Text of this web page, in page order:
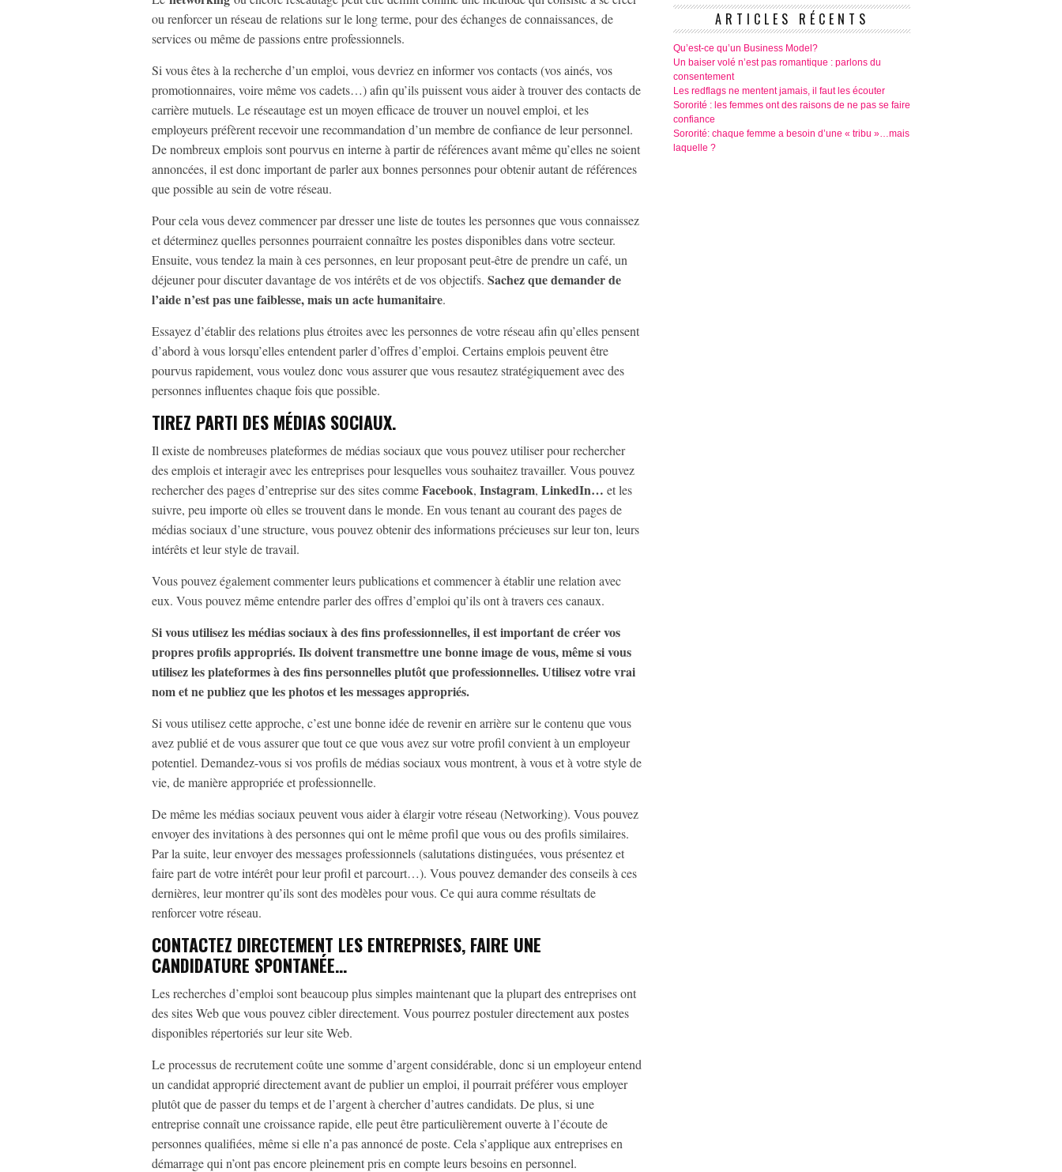
ou renforcer un réseau de relations sur le long terme, pour des échanges de connaissances, de
services ou même de passions entre professionnels.
Si vous êtes à la recherche d’un emploi, vous devriez en informer vos contacts (vos ainés, vos
promotionnaires, voire même vos cadets…) afin qu’ils puissent vous aider à trouver des contacts de
carrière mutuels. Le réseautage est un moyen efficace de trouver un nouvel emploi, et les
employeurs préfèrent recevoir une recommandation d’un membre de confiance de leur personnel.
De nombreux emplois sont pourvus en interne à partir de références avant même qu’elles ne soient
annoncées, il est donc important de parler aux bonnes personnes pour obtenir autant de références
que possible au sein de votre réseau.
Pour cela vous devez commencer par dresser une liste de toutes les personnes que vous connaissez
et déterminez quelles personnes pourraient connaître les postes disponibles dans votre secteur.
Ensuite, vous tendez la main à ces personnes, en leur proposant peut-être de prendre un café, un
déjeuner pour discuter davantage de vos intérêts et de vos objectifs. Sachez que demander de
l’aide n’est pas une faiblesse, mais un acte humanitaire.
Essayez d’établir des relations plus étroites avec les personnes de votre réseau afin qu’elles pensent
d’abord à vous lorsqu’elles entendent parler d’offres d’emploi. Certains emplois peuvent être
pourvus rapidement, vous voulez donc vous assurer que vous resautez stratégiquement avec des
personnes influentes chaque fois que possible.
TIREZ PARTI DES MÉDIAS SOCIAUX.
Il existe de nombreuses plateformes de médias sociaux que vous pouvez utiliser pour rechercher
des emplois et interagir avec les entreprises pour lesquelles vous souhaitez travailler. Vous pouvez
rechercher des pages d’entreprise sur des sites commeFacebook, Instagram, LinkedIn… et les
suivre, peu importe où elles se trouvent dans le monde. En vous tenant au courant des pages de
médias sociaux d’une structure, vous pouvez obtenir des informations précieuses sur leur ton, leurs
intérêts et leur style de travail.
Vous pouvez également commenter leurs publications et commencer à établir une relation avec
eux. Vous pouvez même entendre parler des offres d’emploi qu’ils ont à travers ces canaux.
Si vous utilisez les médias sociaux à des fins professionnelles, il est important de créer vos
propres profils appropriés. Ils doivent transmettre une bonne image de vous, même si vous
utilisez les plateformes à des fins personnelles plutôt que professionnelles. Utilisez votre vrai
nom et ne publiez que les photos et les messages appropriés.
Si vous utilisez cette approche, c’est une bonne idée de revenir en arrière sur le contenu que vous
avez publié et de vous assurer que tout ce que vous avez sur votre profil convient à un employeur
potentiel. Demandez-vous si vos profils de médias sociaux vous montrent, à vous et à votre style de
vie, de manière appropriée et professionnelle.
De même les médias sociaux peuvent vous aider à élargir votre réseau (Networking). Vous pouvez
envoyer des invitations à des personnes qui ont le même profil que vous ou des profils similaires.
Par la suite, leur envoyer des messages professionnels (salutations distinguées, vous présentez et
faire part de votre intérêt pour leur profil et parcourt…). Vous pouvez demander des conseils à ces
dernières, leur montrer qu’ils sont des modèles pour vous. Ce qui aura comme résultats de
renforcer votre réseau.
CONTACTEZ DIRECTEMENT LES ENTREPRISES, FAIRE UNE
CANDIDATURE SPONTANÉE…
Les recherches d’emploi sont beaucoup plus simples maintenant que la plupart des entreprises ont
des sites Web que vous pouvez cibler directement. Vous pourrez postuler directement aux postes
disponibles répertoriés sur leur site Web.
Le processus de recrutement coûte une somme d’argent considérable, donc si un employeur entend
un candidat approprié directement avant de publier un emploi, il pourrait préférer vous employer
plutôt que de passer du temps et de l’argent à chercher d’autres candidats. De plus, si une
entreprise connaît une croissance rapide, elle peut être particulièrement ouverte à l’écoute de
personnes qualifiées, même si elle n’a pas annoncé de poste. Cela s’applique aux entreprises en
démarrage qui n’ont pas encore pleinement pris en compte leurs besoins en personnel.
ARTICLES RÉCENTS
Qu’est-ce qu’un Business Model?
Un baiser volé n’est pas romantique : parlons du
consentement
Les redflags ne mentent jamais, il faut les écouter
Sororité : les femmes ont des raisons de ne pas se faire
confiance
Sororité: chaque femme a besoin d’une « tribu »…mais
laquelle ?